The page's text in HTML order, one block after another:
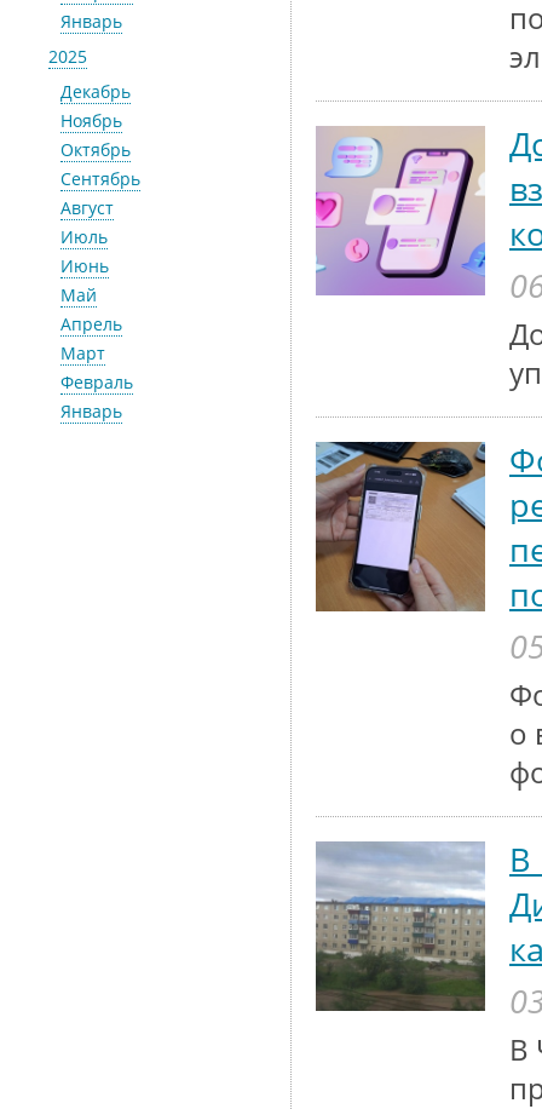
Январь
2025
Декабрь
Ноябрь
Октябрь
Сентябрь
Август
Июль
Июнь
Май
Апрель
Март
Февраль
Январь
о
В
В